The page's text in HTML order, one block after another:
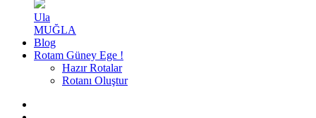
Ula
MUĞLA
Blog
Rotam Güney Ege !
Hazır Rotalar
Rotanı Oluştur